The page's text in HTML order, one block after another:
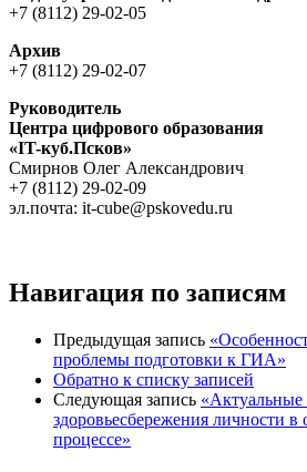
+7 (8112) 29-02-05
Архив
+7 (8112) 29-02-07
Руководитель
Центра цифрового образования
«IT-куб.Псков»
Cмирнов Oлег Aлександрович
+7 (8112) 29-02-09
эл.почта: it-cube@pskovedu.ru
Навигация по записям
Предыдущая запись
проблемы подготовки к ГИА»
Обратно к списку записей
Следующая запись
здоровьесбережения личности в
процессе»